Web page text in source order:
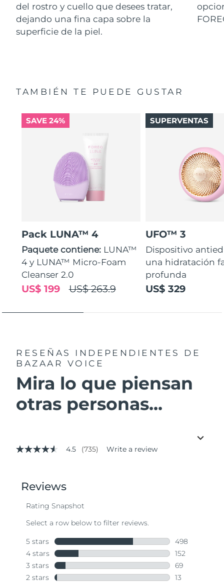
del rostro y cuello que desees tratar,
dejando una fina capa sobre la
superficie de la piel.
TAMBIÉN TE PUEDE GUSTAR
SAVE 24%
Pack LUNA™ 4
Paquete contiene: LUNA™
4 y LUNA™ Micro-Foam
Cleanser 2.0
US$ 263.9
US$ 199
UFO™ 3
Dispositivo
una hidratación
profunda
US$ 329
SUPERVENTAS
RESEÑAS INDEPENDIENTES
DE
BAZAAR VOICE
Mira lo que piensan
otras personas...
4.5
stars,
average
value.
735
Same
page
link.
4.5 (735) Write a review